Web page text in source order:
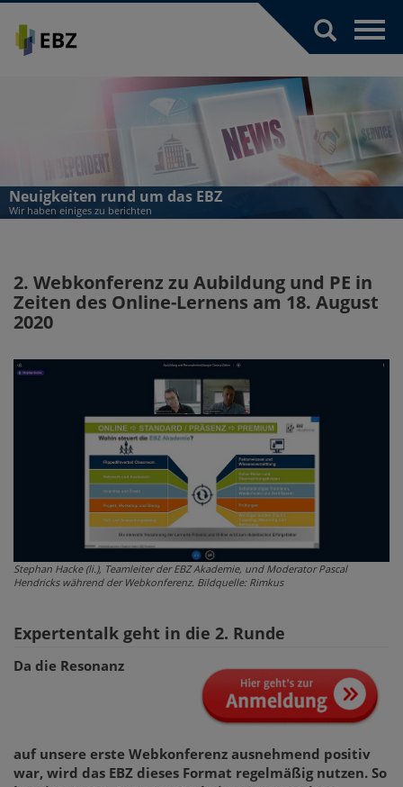
Neuigkeiten rund um das EBZ
Wir haben einiges zu berichten
2. Webkonferenz zu Aubildung und PE in
Zeiten des Online-Lernens am 18. August
2020
Stephan Hacke (li.), Teamleiter der EBZ Akademie, und Moderator Pascal
Hendricks während der Webkonferenz. Bildquelle: Rimkus
Expertentalk geht in die 2. Runde
Da die Resonanz
auf unsere erste Webkonferenz ausnehmend positiv
war, wird das EBZ dieses Format regelmäßig nutzen. So